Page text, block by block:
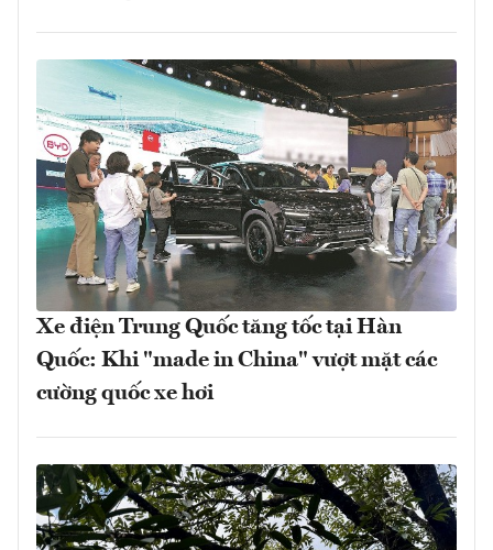
Xe điện Trung Quốc tăng tốc tại Hàn
Quốc: Khi "made in China" vượt mặt các
cường quốc xe hơi